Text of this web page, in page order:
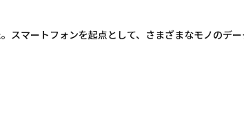
マートフォンを起点として、さまざまなモノのデ